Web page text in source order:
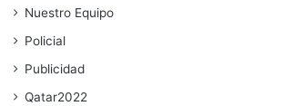
Nuestro Equipo
Policial
Publicidad
Qatar2022